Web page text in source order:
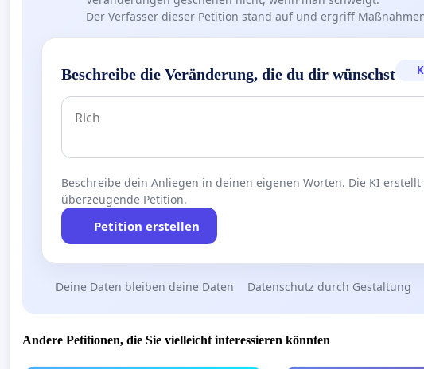
Der Verfasser dieser Petition stand auf und ergriff
Beschreibe die Veränderung, die du dir wünschst
Beschreibe dein Anliegen in deinen eigenen Worten. Die KI
überzeugende Petition.
Petition erstellen
Deine Daten bleiben deine Daten Datenschutz durch Gestaltung
Andere Petitionen, die Sie vielleicht interessieren könnten